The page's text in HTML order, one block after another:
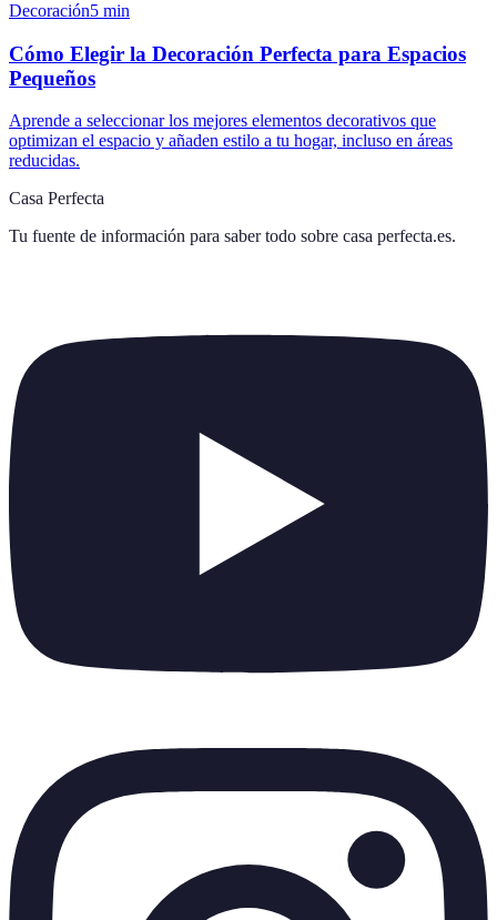
Decoración5 min
Cómo Elegir la Decoración Perfecta para Espacios
Pequeños
Aprende a seleccionar los mejores elementos decorativos que
optimizan el espacio y añaden estilo a tu hogar, incluso en áreas
reducidas.
Casa Perfecta
Tu fuente de información para saber todo sobre casa perfecta.es.